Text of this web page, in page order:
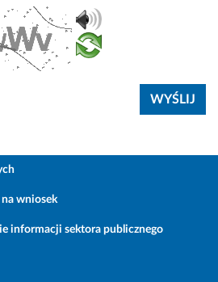
wniosek
informacji sektora publicznego